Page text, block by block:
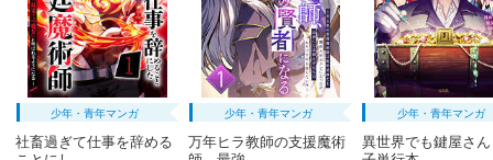
少年・青年マンガ
社畜過ぎて仕事を辞める
少年・青年マンガ
万年ヒラ教師の支援魔術
少年・青年マンガ
異世界でも鍵屋さ